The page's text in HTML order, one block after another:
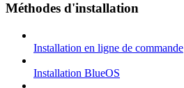
Méthodes d'installation
Installation en ligne de commande
Installation BlueOS